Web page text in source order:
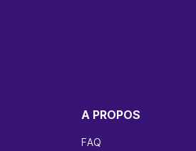
A PROPOS
FAQ